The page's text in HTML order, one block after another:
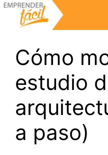
Saltar
Cómo
estudio
a paso)